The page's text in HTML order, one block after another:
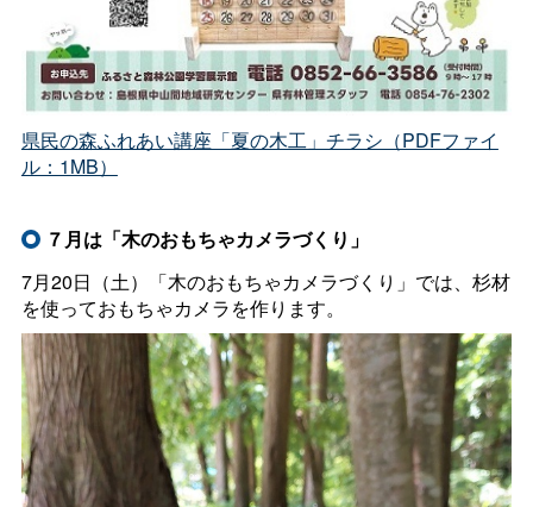
県民の森ふれあい講座「夏の木工」チラシ（PDFファイ
ル：1MB）
７月は「木のおもちゃカメラづくり」
7月20日（土）「木のおもちゃカメラづくり」では、杉材
を使っておもちゃカメラを作ります。